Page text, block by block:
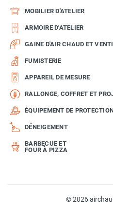
MOBILIER D'ATELIER
ARMOIRE D'ATELIER
GAINE D'AIR CHAUD ET
FUMISTERIE
APPAREIL DE MESURE
RALLONGE, COFFRET ET
ÉQUIPEMENT DE
DÉNEIGEMENT
BARBECUE ET
FOUR À PIZZA
© 2026